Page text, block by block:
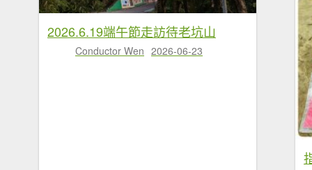
2026.6.19端午節走訪待老坑山
Conductor Wen 2026-06-23